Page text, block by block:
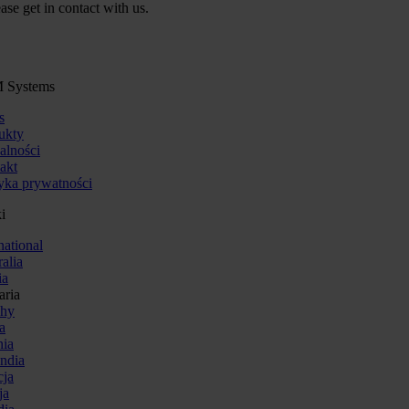
get in contact with us.
Systems
prywatności